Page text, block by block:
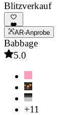
Blitzverkauf
AR-Anprobe
Babbage
5.0
+11